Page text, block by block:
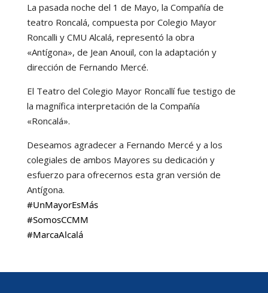
La pasada noche del 1 de Mayo, la Compañía de
teatro Roncalá, compuesta por Colegio Mayor
Roncalli y CMU Alcalá, representó la obra
«Antígona», de Jean Anouil, con la adaptación y
dirección de Fernando Mercé.
El Teatro del Colegio Mayor Roncallí fue testigo de
la magnífica interpretación de la Compañía
«Roncalá».
Deseamos agradecer a Fernando Mercé y a los
colegiales de ambos Mayores su dedicación y
esfuerzo para ofrecernos esta gran versión de
Antígona.
#UnMayorEsMás
#SomosCCMM
#MarcaAlcalá